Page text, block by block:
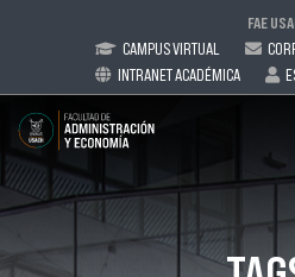
FAE
CAMPUS VIRTUAL
INTRANET ACADÉMICA